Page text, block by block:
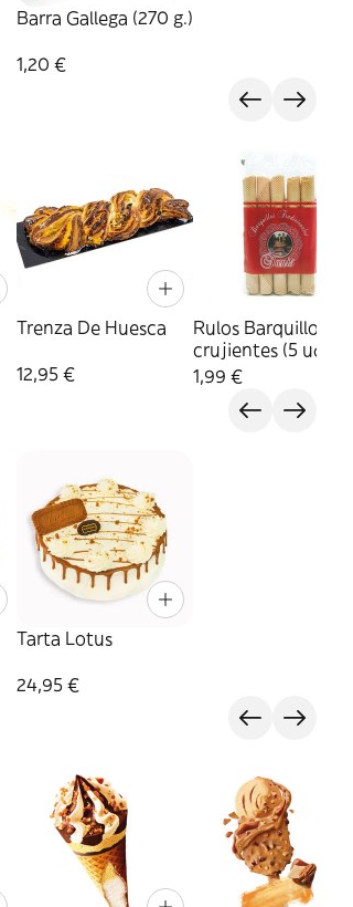
Barra Gallega (270 g.)
1,20 €
Trenza De Huesca
12,95 €
Rulos Barquillos
crujientes (5 uds.)
1,99 €
Tarta Lotus
24,95 €